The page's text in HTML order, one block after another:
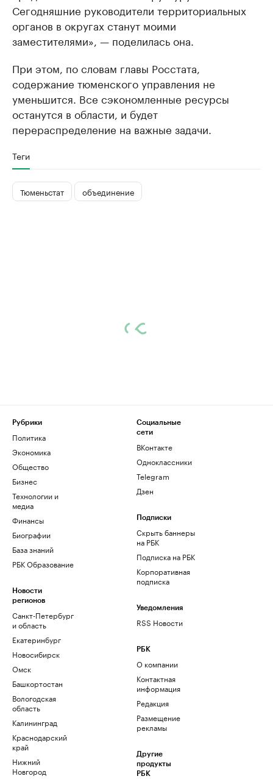
Сегодняшние руководители территориальных
органов в округах станут моими
заместителями», — поделилась она.
При этом, по словам главы Росстата,
содержание тюменского управления не
уменьшится. Все сэкономленные ресурсы
останутся в области, и будет
перераспределение на важные задачи.
Теги
Тюменьстат объединение
Рубрики
Политика
Экономика
Общество
Бизнес
Технологии и
медиа
Финансы
Биографии
База знаний
РБК Образование
Новости
регионов
Санкт-Петербург
и область
Екатеринбург
Новосибирск
Омск
Башкортостан
Вологодская
область
Калининград
Краснодарский
край
Нижний
Новгород
Социальные
сети
ВКонтакте
Одноклассники
Telegram
Дзен
Подписки
Скрыть баннеры
на РБК
Подписка на РБК
Корпоративная
подписка
Уведомления
RSS Новости
РБК
О компании
Контактная
информация
Редакция
Размещение
рекламы
Другие
продукты
РБК